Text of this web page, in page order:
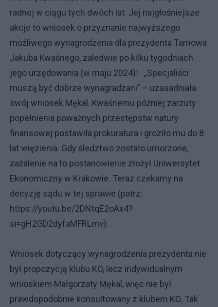
radnej w ciągu tych dwóch lat. Jej najgłośniejsze
akcje to wniosek o przyznanie najwyższego
możliwego wynagrodzenia dla prezydenta Tarnowa
Jakuba Kwaśnego, zaledwie po kilku tygodniach
jego urzędowania (w maju 2024)! „Specjaliści
muszą być dobrze wynagradzani” – uzasadniała
swój wniosek Mękal. Kwaśnemu później zarzuty
popełnienia poważnych przestępstw natury
finansowej postawiła prokuratura i groziło mu do 8
lat więzienia. Gdy śledztwo zostało umorzone,
zażalenie na to postanowienie złożył Uniwersytet
Ekonomiczny w Krakowie. Teraz czekamy na
decyzję sądu w tej sprawie (patrz:
https://youtu.be/2DNtqE2oAx4?
si=gH2GD2dyfaMFRLmv).
Wniosek dotyczący wynagrodzenia prezydenta nie
był propozycją klubu KO, lecz indywidualnym
wnioskiem Małgorzaty Mękal, więc nie był
prawdopodobnie konsultowany z klubem KO. Tak